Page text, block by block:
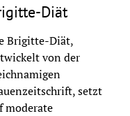
Diät
Brigitte-Diät,
von der
setzt
moderate